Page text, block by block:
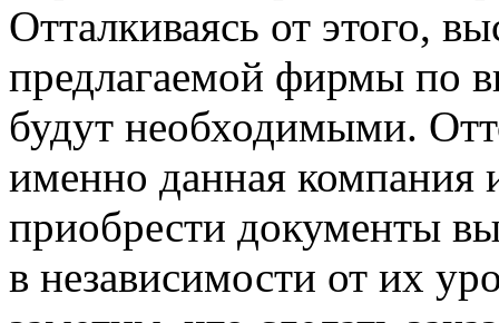
Отталкиваясь от этого,
предлагаемой фирмы по
будут необходимыми.
именно данная компания
приобрести документы
в независимости от их